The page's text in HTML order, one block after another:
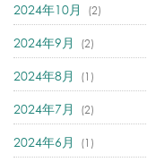
2024年10月 (2)
2024年9月 (2)
2024年8月 (1)
2024年7月 (2)
2024年6月 (1)